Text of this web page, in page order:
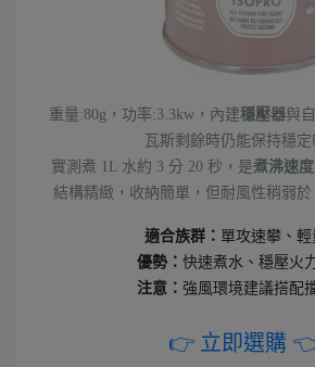
重量:80g，功率:3.3kw，內建穩壓器與
瓦斯剩餘時仍能保持穩定
實測煮 1L 水約 3 分 20 秒，是煮沸速
結構精緻，收納簡單，但耐風性稍弱於
適合族群： 單攻速攀、輕
優勢： 快速煮水、穩壓火
注意： 強風環境建議搭配
👉 立即選購